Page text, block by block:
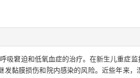
吸窘迫和低氧血症的治疗。在新生儿重症
发黏膜损伤和院内感染的风险。近些年来